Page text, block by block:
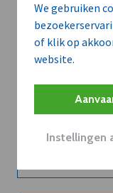
We gebruiken
of klik op
website.
Instellingen